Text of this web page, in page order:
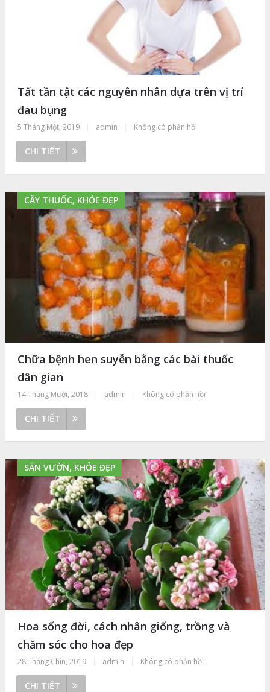
Tất tần tật các nguyên nhân dựa trên vị trí
đau bụng
5 Tháng Một, 2019 admin Không có phản hồi
CHI TIẾT
CÂY THUỐC, KHỎE ĐẸP
Chữa bệnh hen suyễn bằng các bài thuốc
dân gian
14 Tháng Mười, 2018 admin Không có phản hồi
CHI TIẾT
SÂN VƯỜN, KHỎE ĐẸP
Hoa sống đời, cách nhân giống, trồng và
chăm sóc cho hoa đẹp
28 Tháng Chín, 2019 admin Không có phản hồi
CHI TIẾT